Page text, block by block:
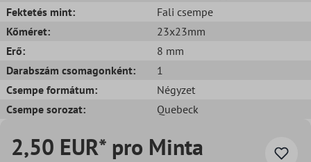
Fektetés mint:
Fali csempe
Kőméret:
23x23mm
Erő:
8 mm
Darabszám csomagonként:
1
Csempe formátum:
Négyzet
Csempe sorozat:
Quebeck
2,50 EUR* pro Minta